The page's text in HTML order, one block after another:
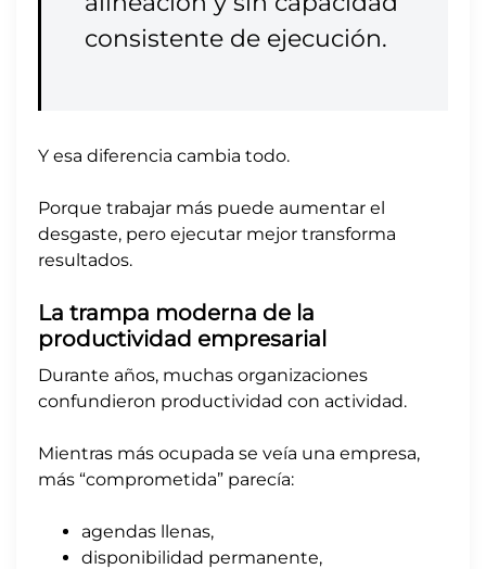
consistente de ejecución.
Y esa diferencia cambia todo.
Porque trabajar más puede aumentar el
desgaste, pero ejecutar mejor transforma
resultados.
La trampa moderna de la
productividad empresarial
Durante años, muchas organizaciones
confundieron productividad con actividad.
Mientras más ocupada se veía una empresa,
más “comprometida” parecía:
agendas llenas,
disponibilidad permanente,